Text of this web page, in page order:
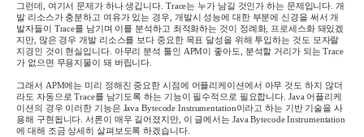
그런데 여기서 문제가 하나 생깁니다 . Trace는 누가 남길 것인가 하는 문제입니다 개
발 리소스가 충분하고 여유가 있는 경우, 개발시 성능에 대한 부분에 신경을 써서 개
발자들이
Trace를 남기며 이를 분석하고 최적화하는 것이 정례화, 프로세스화 돼있겠
지만, 많은 경우 개발 리소스를 보다 중요한 목표 달성을 위해 투입하는 것도 모자랄
지경인 것이 현실입니다. 아무리 분석 툴인 APM이 좋아도 분석할 거리가 되는Trace
가 없으면 무용지물이 돼 버립니다
그래서 APM에는 미리 정해진 중요한 시점에 어플리케이션에서 아무 것도 하지 않더
라도 자동으로 Trace를 남기도록 하는 기능이 필수적으로 필요합니다 . Java 어플리케
이션의 경우 이러한 기능은Java Bytecode Instrumentation이라고 하는 기반 기술을 사
용해 구현됩니다 서론이 매우 길어졌지만, 이 글에서는 Java Bytecode Instrumentation
에 대해 조금 상세히 살펴보도록 하겠습니다.